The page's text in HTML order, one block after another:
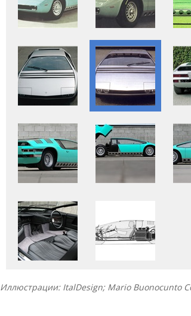
Иллюстрации: ItalDesign; Mario Buonocunto